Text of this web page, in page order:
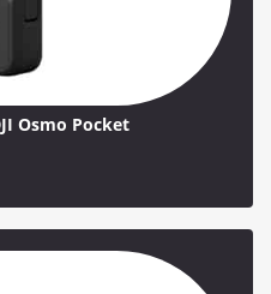
Osmo Pocket